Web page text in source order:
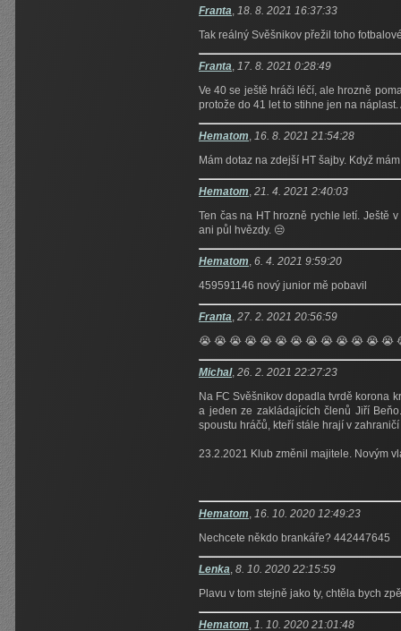
Franta, 18. 8. 2021 16:37:33
Tak reálný Svěšnikov přežil toho
Franta, 17. 8. 2021 0:28:49
Ve 40 se ještě hráči léčí, ale hrozně
protože do 41 let to stihne jen na
Hematom, 16. 8. 2021 21:54:28
Mám dotaz na zdejší HT šajby. Když
Hematom, 21. 4. 2021 2:40:03
Ten čas na HT hrozně rychle letí. Ještě
ani půl hvězdy. 😒
Hematom, 6. 4. 2021 9:59:20
459591146 nový junior mě pobavil
Franta, 27. 2. 2021 20:56:59
😭 😭 😭 😭 😭 😭 😭 😭 😭 😭 😭 😭 😭
Michal, 26. 2. 2021 22:27:23
Na FC Svěšnikov dopadla tvrdě korona
a jeden ze zakládajících členů Jiří
spoustu hráčů, kteří stále hrají v
23.2.2021 Klub změnil majitele. Novým
Hematom, 16. 10. 2020 12:49:23
Nechcete někdo brankáře? 442447645
Lenka, 8. 10. 2020 22:15:59
Plavu v tom stejně jako ty, chtěla bych
Hematom, 1. 10. 2020 21:01:48